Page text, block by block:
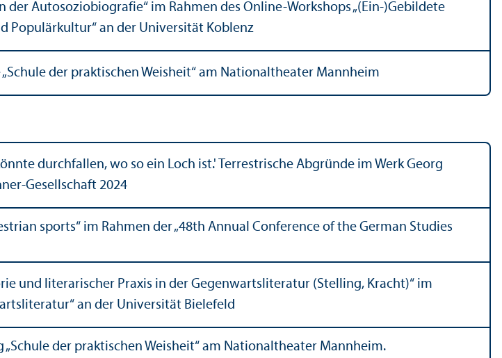
Autosoziobiografie“ im Rahmen des Online-Workshops „(Ein-)Gebildete
Populärkultur“ an der Universität Koblenz
der praktischen Weisheit“ am Nationaltheater Mannheim
durchfallen, wo so ein Loch ist.' Terrestrische Abgründe im Werk Georg
Gesellschaft 2024
sports“ im Rahmen der „48th Annual Conference of the German Studies
und literarischer Praxis in der Gegenwartsliteratur (Stelling, Kracht)“ im
an der Universität Bielefeld
„Schule der praktischen Weisheit“ am Nationaltheater Mannheim.